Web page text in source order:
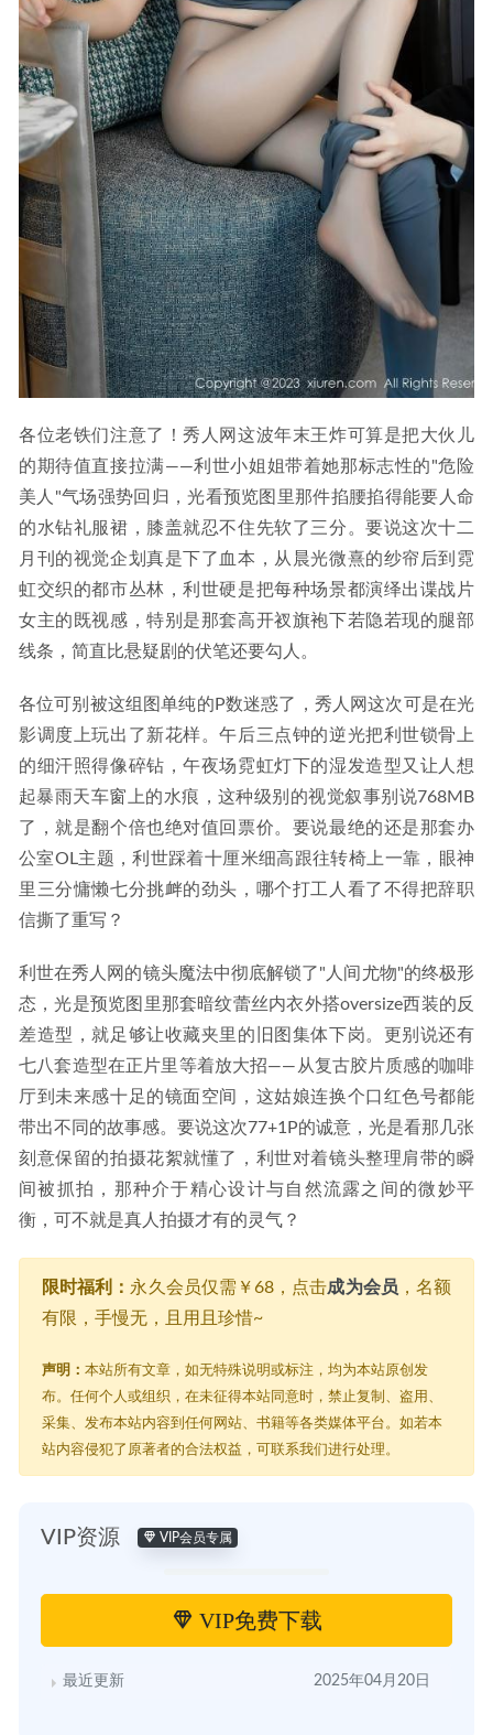
各位老铁们注意了！秀人网这波年末王炸可算是把大伙儿
的期待值直接拉满——利世小姐姐带着她那标志性的"危险
美人"气场强势回归，光看预览图里那件掐腰掐得能要人命
的水钻礼服裙，膝盖就忍不住先软了三分。要说这次十二
月刊的视觉企划真是下了血本，从晨光微熹的纱帘后到霓
虹交织的都市丛林，利世硬是把每种场景都演绎出谍战片
女主的既视感，特别是那套高开衩旗袍下若隐若现的腿部
线条，简直比悬疑剧的伏笔还要勾人。
各位可别被这组图单纯的P数迷惑了，秀人网这次可是在光
影调度上玩出了新花样。午后三点钟的逆光把利世锁骨上
的细汗照得像碎钻，午夜场霓虹灯下的湿发造型又让人想
起暴雨天车窗上的水痕，这种级别的视觉叙事别说768MB
了，就是翻个倍也绝对值回票价。要说最绝的还是那套办
公室OL主题，利世踩着十厘米细高跟往转椅上一靠，眼神
里三分慵懒七分挑衅的劲头，哪个打工人看了不得把辞职
信撕了重写？
利世在秀人网的镜头魔法中彻底解锁了"人间尤物"的终极形
态，光是预览图里那套暗纹蕾丝内衣外搭oversize西装的反
差造型，就足够让收藏夹里的旧图集体下岗。更别说还有
七八套造型在正片里等着放大招——从复古胶片质感的咖啡
厅到未来感十足的镜面空间，这姑娘连换个口红色号都能
带出不同的故事感。要说这次77+1P的诚意，光是看那几张
刻意保留的拍摄花絮就懂了，利世对着镜头整理肩带的瞬
间被抓拍，那种介于精心设计与自然流露之间的微妙平
衡，可不就是真人拍摄才有的灵气？
限时福利： 永久会员仅需￥68，点击成为会员 ，名额
有限，手慢无，且用且珍惜~
声明： 本站所有文章，如无特殊说明或标注，均为本站原创发
布。任何个人或组织，在未征得本站同意时，禁止复制、盗用、
采集、发布本站内容到任何网站、书籍等各类媒体平台。如若本
站内容侵犯了原著者的合法权益，可联系我们进行处理。
VIP资源 VIP会员专属
VIP免费下载
最近更新 2025年04月20日